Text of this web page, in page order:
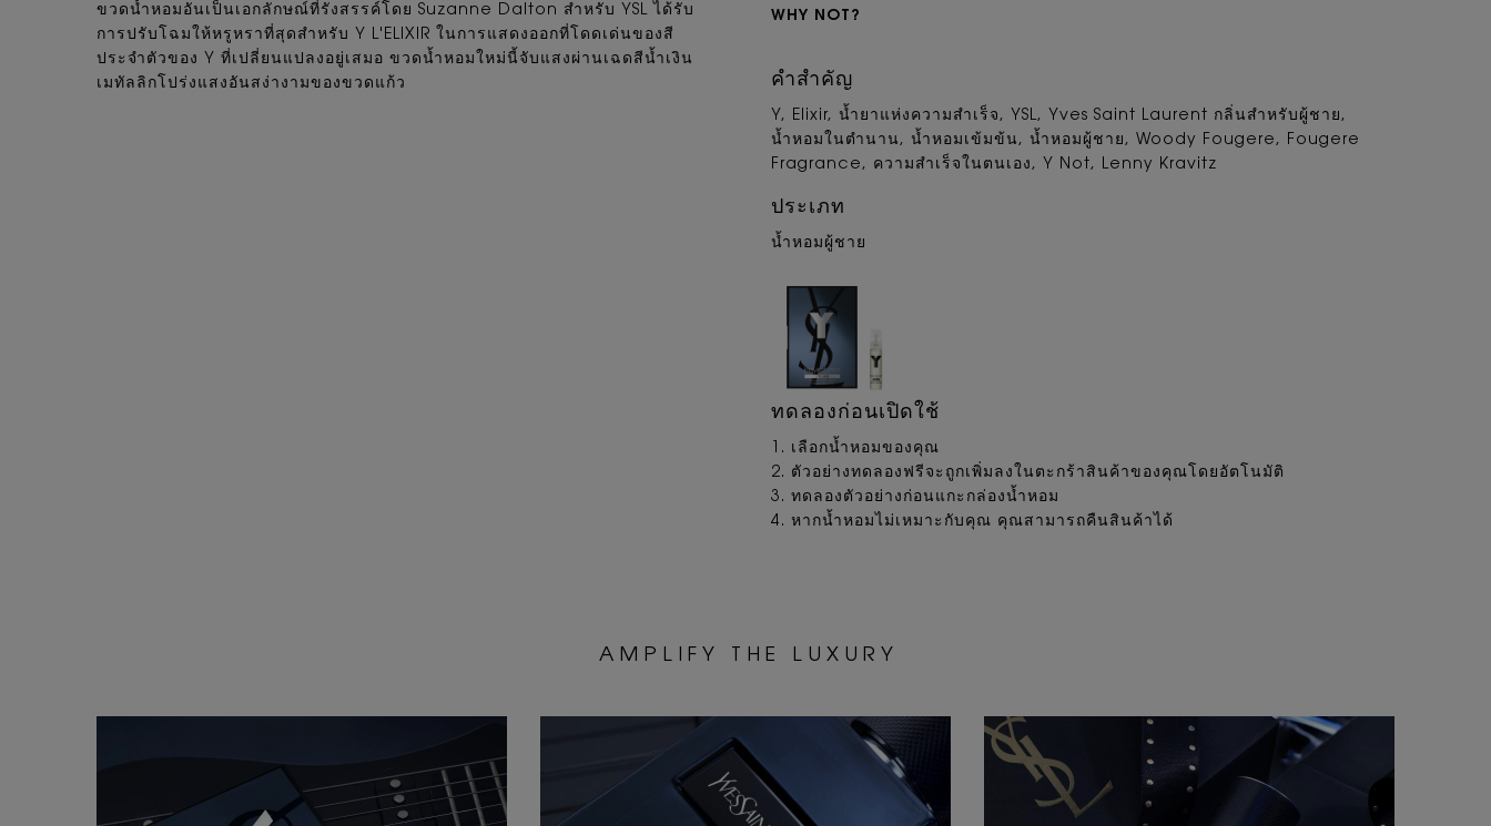
ขวดน้ำหอมอันเป็นเอกลักษณ์ที่รังสรรค์โดย Suzanne Dalton สำหรับ YSL ได้รับ
การปรับโฉมให้หรูหราที่สุดสำหรับ Y L'ELIXIR ในการแสดงออกที่โดดเด่นของสี
ประจำตัวของ Y ที่เปลี่ยนแปลงอยู่เสมอ ขวดน้ำหอมใหม่นี้จับแสงผ่านเฉดสีน้ำเงิน
เมทัลลิกโปร่งแสงอันสง่างามของขวดแก้ว
WHY NOT?
คำสำคัญ
Y, Elixir, น้ำยาแห่งความสำเร็จ, YSL, Yves Saint Laurent กลิ่นสำหรับผู้ชาย,
น้ำหอมในตำนาน, น้ำหอมเข้มข้น, น้ำหอมผู้ชาย, Woody Fougere, Fougere
Fragrance, ความสำเร็จในตนเอง, Y Not, Lenny Kravitz
ประเภท
น้ำหอมผู้ชาย
ทดลองก่อนเปิดใช้
1. เลือกน้ำหอมของคุณ
2. ตัวอย่างทดลองฟรีจะถูกเพิ่มลงในตะกร้าสินค้าของคุณโดยอัตโนมัติ
3. ทดลองตัวอย่างก่อนแกะกล่องน้ำหอม
4. หากน้ำหอมไม่เหมาะกับคุณ คุณสามารถคืนสินค้าได้
A M P L I F Y T H E L U X U R Y